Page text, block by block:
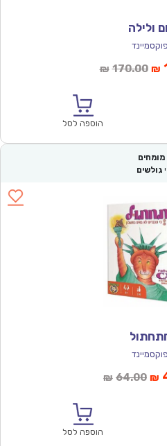
ולילה
פוקסמיינד
₪ 170.00 ₪
הוספה לסל
מומחים
גולשים
פוקסמיינד
₪ 64.00 ₪
הוספה לסל